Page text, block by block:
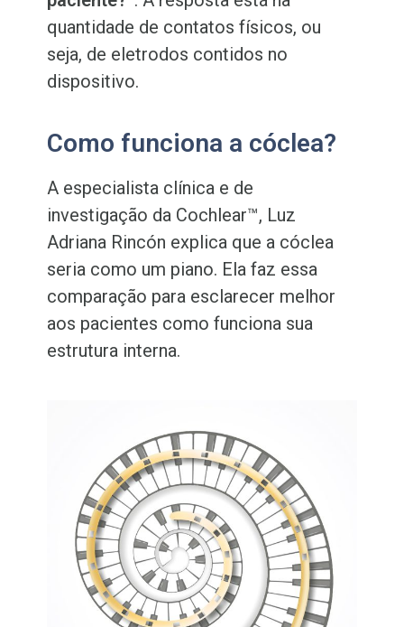
quantidade de contatos físicos, ou
seja, de eletrodos contidos no
dispositivo.
Como funciona a cóclea?
A especialista clínica e de
investigação da Cochlear™, Luz
Adriana Rincón explica que a cóclea
seria como um piano. Ela faz essa
comparação para esclarecer melhor
aos pacientes como funciona sua
estrutura interna.